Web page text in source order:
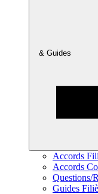
& Guides
Accords
Accords
Questions/
Guides